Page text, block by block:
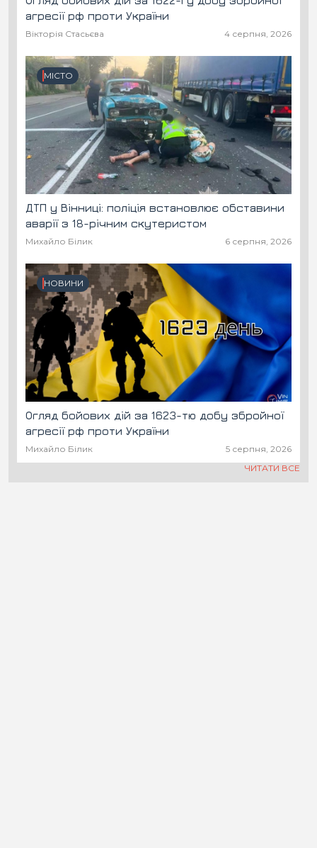
агресії рф проти України
Вікторія Стасьєва 4 серпня, 2026
МІСТО
ДТП у Вінниці: поліція встановлює обставини
аварії з 18-річним скутеристом
Михайло Білик 6 серпня, 2026
НОВИНИ
Огляд бойових дій за 1623-тю добу збройної
агресії рф проти України
Михайло Білик
5 серпня, 2026
ЧИТАТИ ВСЕ